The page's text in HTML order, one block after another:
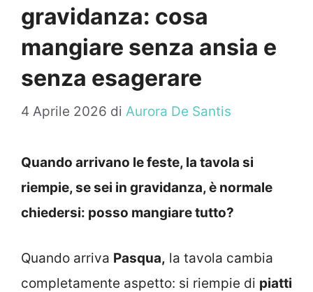
gravidanza: cosa
mangiare senza ansia e
senza esagerare
4 Aprile 2026 di Aurora De Santis
Quando arrivano le feste, la tavola si
riempie, se sei in gravidanza, è normale
chiedersi: posso mangiare tutto?
Quando arriva Pasqua, la tavola cambia
completamente aspetto: si riempie di piatti